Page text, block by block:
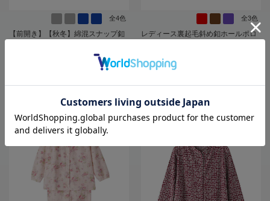
全4色
【前開き】【秋冬】綿混スナップ釦
シニア／高齢者／スナップボタン／
着脱簡単／名前記入欄付／胸ポケッ
全3色
レディース裏起毛斜め釦ホールポロ
ャツ／カーディガン【CF】